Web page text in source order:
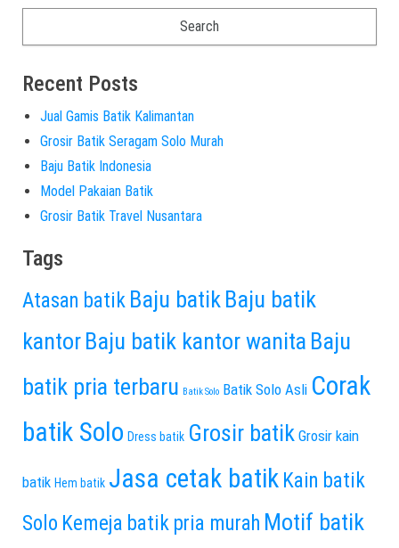
Recent Posts
Jual Gamis Batik Kalimantan
Grosir Batik Seragam Solo Murah
Baju Batik Indonesia
Model Pakaian Batik
Grosir Batik Travel Nusantara
Tags
Atasan batik Baju batik Baju batik
kantor Baju batik kantor wanita Baju
batik pria terbaru Batik Solo Batik Solo Asli Corak
batik Solo Dress batik Grosir batik Grosir kain
batik Hem batik Jasa cetak batik Kain batik
Solo Kemeja batik pria murah Motif batik